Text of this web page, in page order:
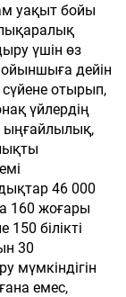
уақыт бойы
үшін өз
дейін
отырып,
үйлердің
ыңғайлылық,
46 000
160 жоғары
білікті
30
мүмкіндігін
емес,